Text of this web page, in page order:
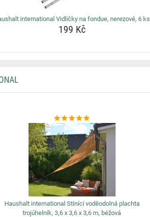
international Vidličky na fondue, nerezové, 6 ks
199 Kč
Haushalt international Stínící voděodolná plachta
trojúhelník, 3,6 x 3,6 x 3,6 m, béžová